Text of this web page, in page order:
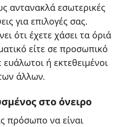
αντανακλά εσωτερικές
για επιλογές σας.
ότι έχετε χάσει τα όριά
είτε σε προσωπικό
ή εκτεθειμένοι
άλλων.
στο όνειρο
πρόσωπο να είναι